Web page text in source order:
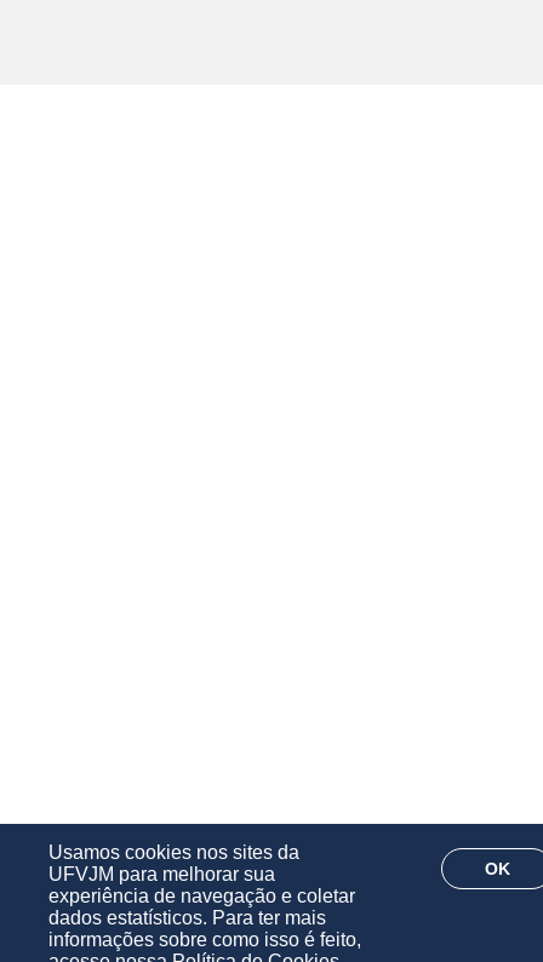
Usamos cookies nos sites da
UFVJM para melhorar sua
experiência de navegação e coletar
dados estatísticos. Para ter mais
informações sobre como isso é feito,
OK